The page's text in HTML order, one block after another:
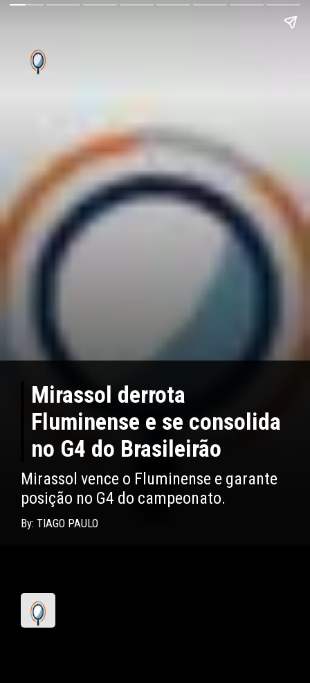
Mirassol derrota
Fluminense e se consolida
no G4 do Brasileirão
Mirassol vence o Fluminense e garante
posição no G4 do campeonato.
By: TIAGO PAULO